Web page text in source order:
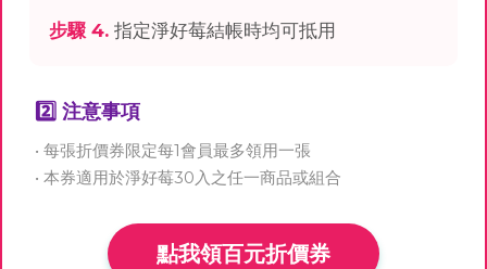
步驟 4. 指定淨好莓結帳時均可抵用
2️⃣ 注意事項
• 每張折價券限定每1會員最多領用一張
• 本券適用於淨好莓30入之任一商品或組合
點我領百元折價券